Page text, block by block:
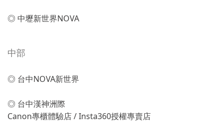
◎ 中壢新世界NOVA
中部
◎ 台中NOVA新世界
◎ 台中漢神洲際
Canon專櫃體驗店 / Insta360授權專賣店